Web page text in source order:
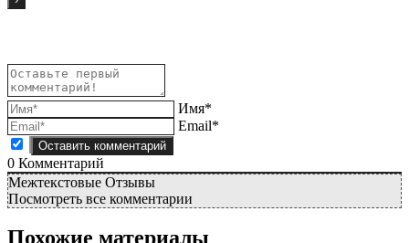
Имя*
Email*
0 Комментарий
Межтекстовые Отзывы
Посмотреть все комментарии
Похожие материалы